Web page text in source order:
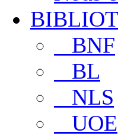
BNF
BL
NLS
UOE